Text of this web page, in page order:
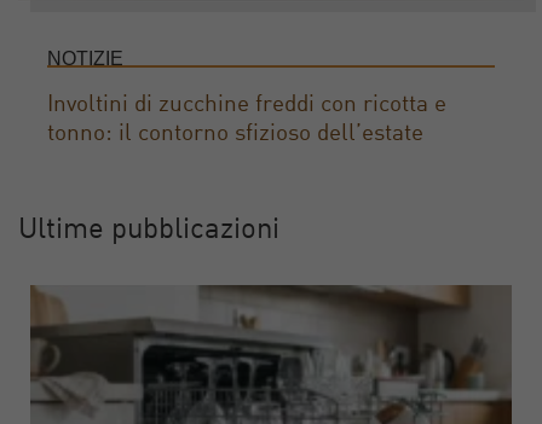
NOTIZIE
Involtini di zucchine freddi con ricotta e
tonno: il contorno sfizioso dell’estate
Ultime pubblicazioni